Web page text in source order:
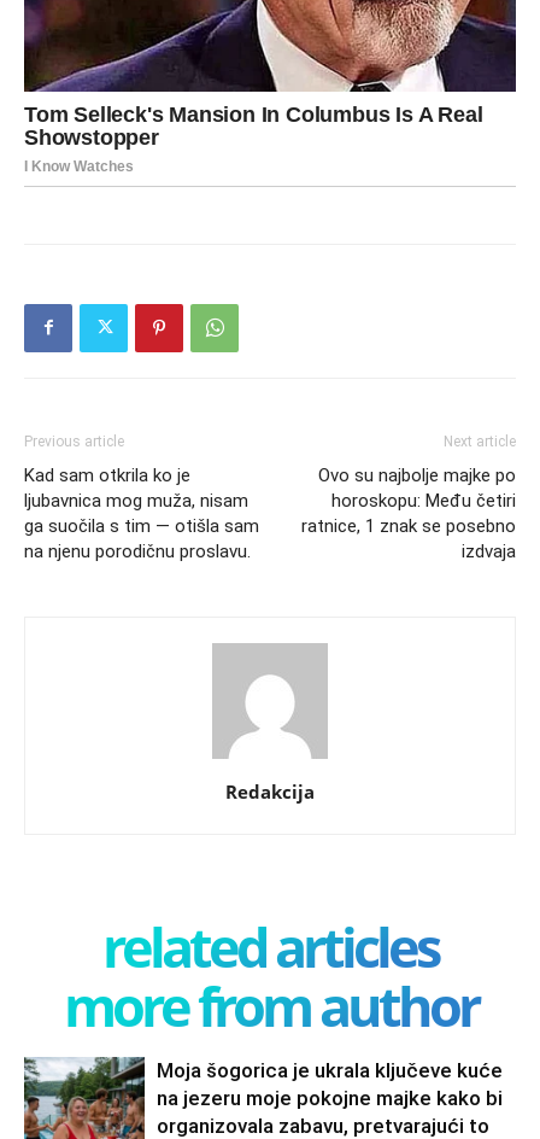
Previous article
Kad sam otkrila ko je
ljubavnica mog muža, nisam
ga suočila s tim — otišla sam
na njenu porodičnu proslavu.
Next article
Ovo su najbolje majke po
horoskopu: Među četiri
ratnice, 1 znak se posebno
izdvaja
Redakcija
related articles
more from author
Moja šogorica je ukrala ključeve kuće
na jezeru moje pokojne majke kako bi
organizovala zabavu, pretvarajući to